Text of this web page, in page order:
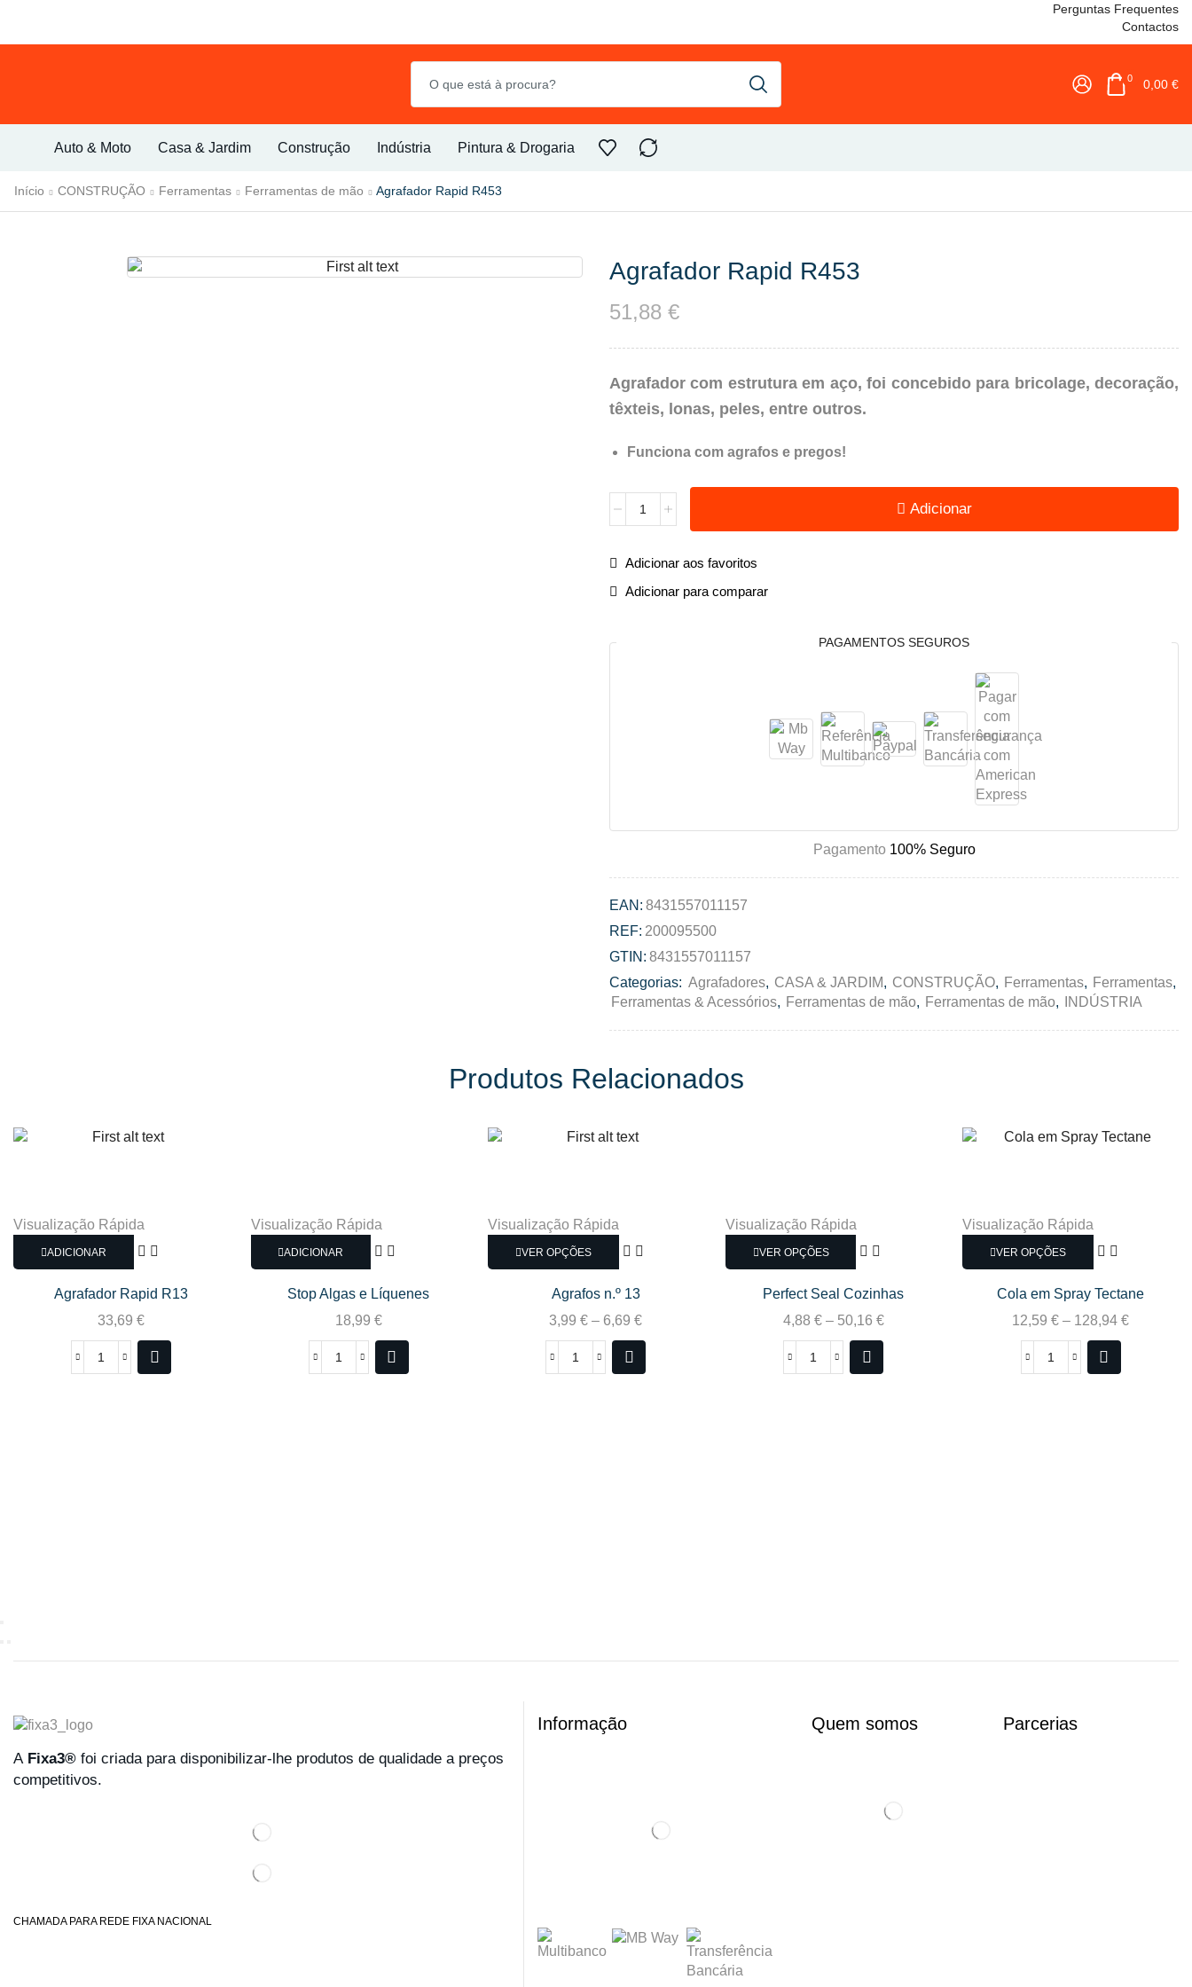
Perguntas Frequentes
Contactos
0 0,00 €
Auto & Moto Casa & Jardim Construção Indústria Pintura & Drogaria
Início CONSTRUÇÃO Ferramentas Ferramentas de mão Agrafador Rapid R453
Agrafador Rapid R453
51,88 €
Agrafador com estrutura em aço, foi concebido para bricolage, decoração,
têxteis, lonas, peles, entre outros.
Funciona com agrafos e pregos!
Adicionar
Adicionar aos favoritos
Adicionar para comparar
PAGAMENTOS SEGUROS
Pagamento 100% Seguro
EAN: 8431557011157
REF: 200095500
GTIN: 8431557011157
Categorias: Agrafadores, CASA & JARDIM, CONSTRUÇÃO, Ferramentas, Ferramentas,
Ferramentas & Acessórios, Ferramentas de mão, Ferramentas de mão, INDÚSTRIA
Produtos Relacionados
Visualização Rápida
ADICIONAR
Agrafador Rapid R13
33,69€
Visualização Rápida
ADICIONAR
Stop Algas e Líquenes
18,99 €
Visualização Rápida
VER OPÇÕES
Agrafos n.º 13
3,99€ – 6,69€
Visualização Rápida
VER OPÇÕES
Perfect Seal Cozinhas
4,88 €– 50,16 €
Visualização Rápida
VER OPÇÕES
Cola em Spray Tectane
12,59€ – 128,94€
A Fixa3® foi criada para disponibilizar-lhe produtos de qualidade a preços
competitivos.
CHAMADA PARA REDE FIXA NACIONAL
Informação Quem somos Parcerias